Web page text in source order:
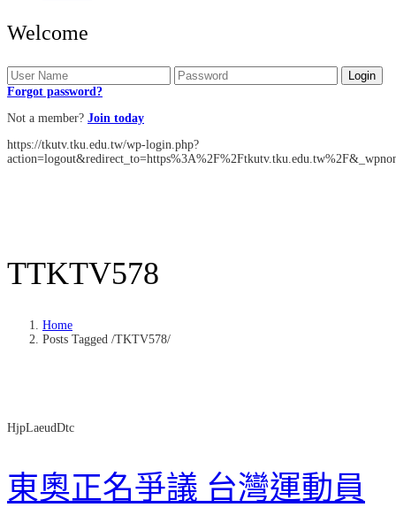
Welcome
Forgot password?
Not a member? Join today
https://tkutv.tku.edu.tw/wp-login.php?
TTKTV578
Home
Posts Tagged /TKTV578/
HjpLaeudDtc
東奧正名爭議 台灣運動員